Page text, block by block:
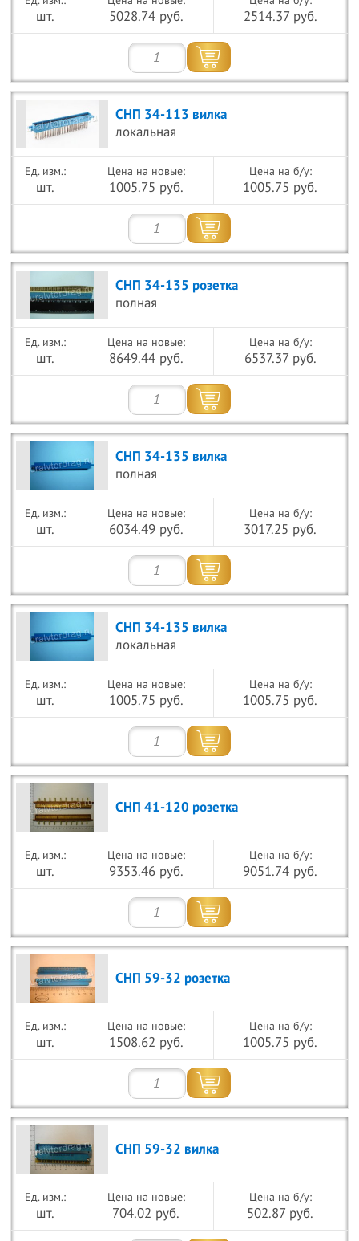
шт. 5028.74 руб. 2514.37 руб.
СНП 34-113 вилка
локальная
шт.
Цена на новые:
1005.75 руб.
Цена на б/у:
1005.75 руб.
СНП 34-135 розетка
полная
шт.
Цена на новые:
8649.44 руб.
Цена на б/у:
6537.37 руб.
СНП 34-135 вилка
полная
шт.
Цена на новые:
6034.49 руб.
Цена на б/у:
3017.25 руб.
СНП 34-135 вилка
локальная
шт.
Цена на новые:
1005.75 руб.
Цена на б/у:
1005.75 руб.
СНП 41-120 розетка
шт.
Цена на новые:
9353.46 руб.
Цена на б/у:
9051.74 руб.
СНП 59-32 розетка
шт.
Цена на новые:
1508.62 руб.
Цена на б/у:
1005.75 руб.
СНП 59-32 вилка
шт.
Цена на новые:
704.02 руб.
Цена на б/у:
502.87 руб.